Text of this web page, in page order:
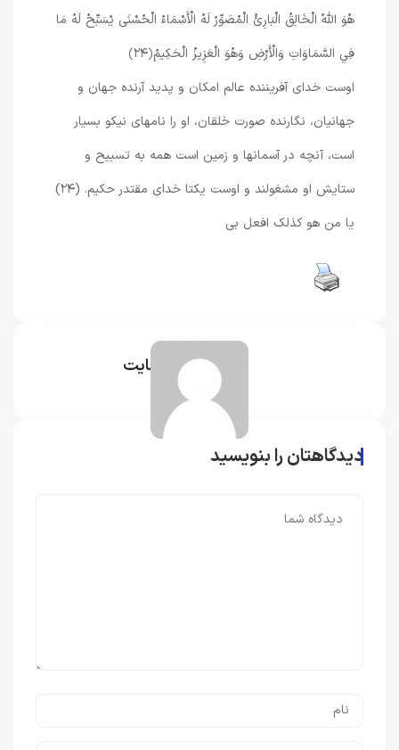
هُوَ اللَّهُ الْخَالِقُ الْبَارِئُ الْمُصَوِّرُ لَهُ الْأَسْمَاءُ الْحُسْنَى يُسَبِّحُ لَهُ مَا
فِي السَّمَاوَاتِ وَالْأَرْضِ وَهُوَ الْعَزِيزُ الْحَكِيمُ﴿۲۴﴾
اوست خدای آفریننده عالم امکان و پدید آرنده جهان و
جهانیان، نگارنده صورت خلقان، او را نامهای نیکو بسیار
است، آنچه در آسمانها و زمین است همه به تسبیح و
ستایش او مشغولند و اوست یکتا خدای مقتدر حکیم. (۲۴)
یا من هو کذلک افعل بی
مدیر سایت
دیدگاهتان را بنویسید